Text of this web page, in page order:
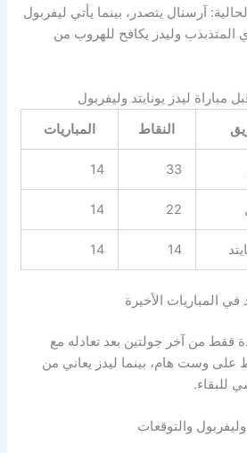
آرسنال يتصدر، بينما يأتي ليفربول
المتذبذب وليدز يكافح للهروب من
مباراة ليدز يونايتد وليفربول
النقاط المباريات
33
14
22
14
14
14
في المباريات الأخيرة
فقط من آخر جولتين بعد تعادله مع
على وست هام، بينما ليدز يعاني من
للبقاء.
وليفربول والتوقعات